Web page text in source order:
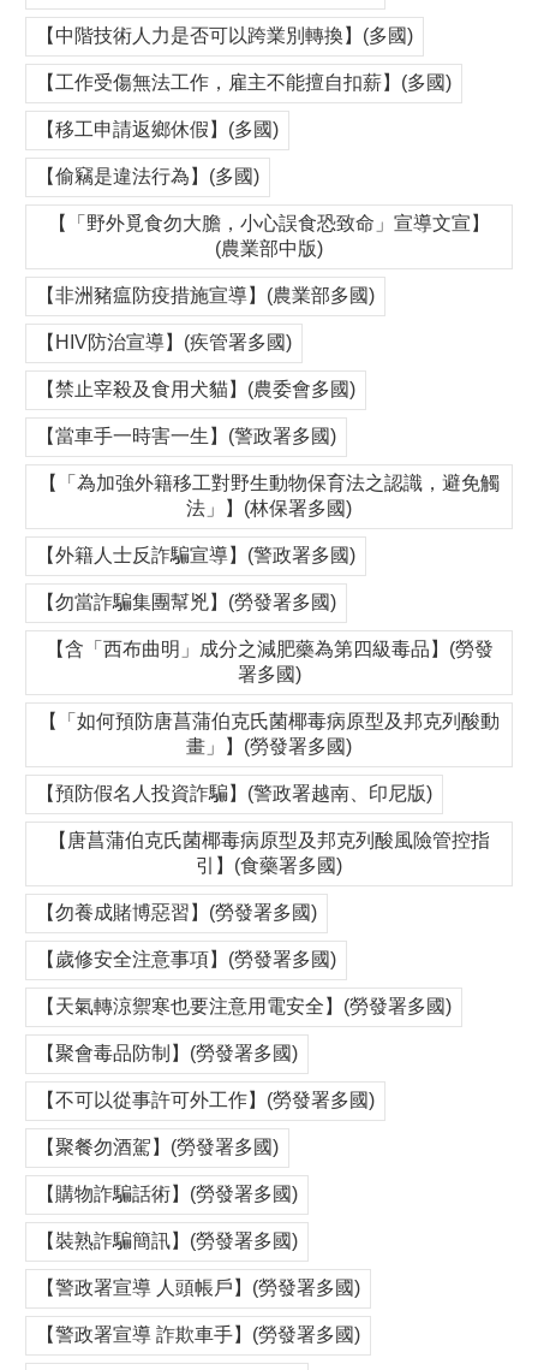
【中階技術人力是否可以跨業別轉換】(多國)
【工作受傷無法工作，雇主不能擅自扣薪】(多國)
【移工申請返鄉休假】(多國)
【偷竊是違法行為】(多國)
【「野外覓食勿大膽，小心誤食恐致命」宣導文宣】
(農業部中版)
【非洲豬瘟防疫措施宣導】(農業部多國)
【HIV防治宣導】(疾管署多國)
【禁止宰殺及食用犬貓】(農委會多國)
【當車手一時害一生】(警政署多國)
【「為加強外籍移工對野生動物保育法之認識，避免觸
法」】(林保署多國)
【外籍人士反詐騙宣導】(警政署多國)
【勿當詐騙集團幫兇】(勞發署多國)
【含「西布曲明」成分之減肥藥為第四級毒品】(勞發
署多國)
【「如何預防唐菖蒲伯克氏菌椰毒病原型及邦克列酸動
畫」】(勞發署多國)
【預防假名人投資詐騙】(警政署越南、印尼版)
【唐菖蒲伯克氏菌椰毒病原型及邦克列酸風險管控指
引】(食藥署多國)
【勿養成賭博惡習】(勞發署多國)
【歲修安全注意事項】(勞發署多國)
【天氣轉涼禦寒也要注意用電安全】(勞發署多國)
【聚會毒品防制】(勞發署多國)
【不可以從事許可外工作】(勞發署多國)
【聚餐勿酒駕】(勞發署多國)
【購物詐騙話術】(勞發署多國)
【裝熟詐騙簡訊】(勞發署多國)
【警政署宣導 人頭帳戶】(勞發署多國)
【警政署宣導 詐欺車手】(勞發署多國)